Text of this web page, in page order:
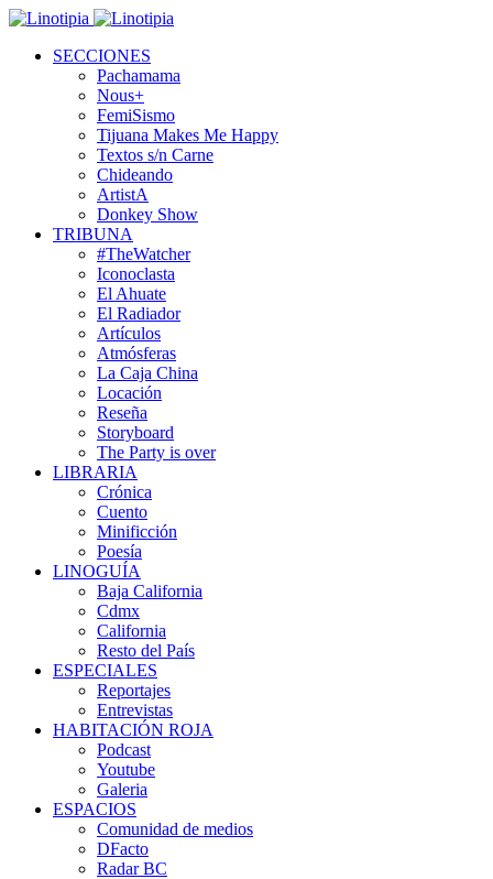
SECCIONES
Pachamama
Nous+
FemiSismo
Tijuana Makes Me Happy
Textos s/n Carne
Chideando
ArtistA
Donkey Show
TRIBUNA
#TheWatcher
Iconoclasta
El Ahuate
El Radiador
Artículos
Atmósferas
La Caja China
Locación
Reseña
Storyboard
The Party is over
LIBRARIA
Crónica
Cuento
Minificción
Poesía
LINOGUÍA
Baja California
Cdmx
California
Resto del País
ESPECIALES
Reportajes
Entrevistas
HABITACIÓN ROJA
Podcast
Youtube
Galeria
ESPACIOS
Comunidad de medios
DFacto
Radar BC